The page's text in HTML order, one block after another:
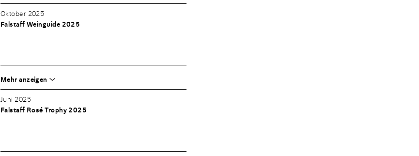
Oktober 2025
Falstaff Weinguide 2025
Mehr anzeigen
Juni 2025
Falstaff Rosé Trophy 2025